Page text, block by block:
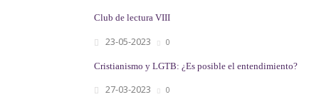
Club de lectura VIII
23-05-2023 0
Cristianismo y LGTB: ¿Es posible el entendimiento?
27-03-2023 0